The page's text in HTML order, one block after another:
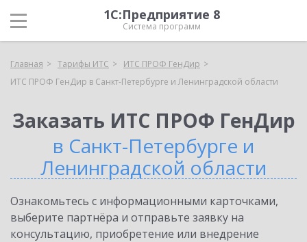
1С:Предприятие 8
Система программ
Главная Тарифы ИТС
ИТС ПРОФ ГенДир
ИТС ПРОФ ГенДир в Санкт-Петербурге и Ленинградской области
Заказать ИТС ПРОФ ГенДир
в Санкт-Петербурге и
Ленинградской области
Ознакомьтесь с информационными карточками,
выберите партнёра и отправьте заявку на
консультацию, приобретение или внедрение